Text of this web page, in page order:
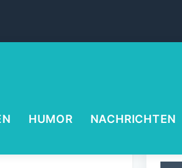
HUMOR NACHRICHTEN